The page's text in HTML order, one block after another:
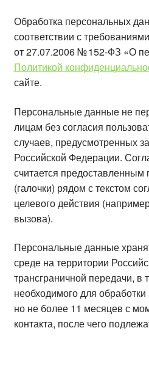
Обработка персональных
соответствии с
от 27.07.2006 № 152‑ФЗ «О
Политикой
сайте.
Персональные данные не
лицам без согласия
случаев, предусмотренных
Российской Федерации.
считается предоставленным
(галочки) рядом с текстом
целевого действия
вызова).
Персональные данные
среде на территории
трансграничной передачи, в
необходимого для
но не более 11 месяцев с
контакта, после чего